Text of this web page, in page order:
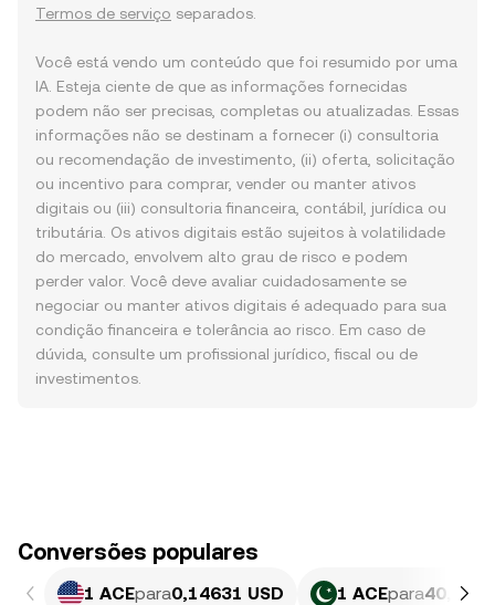
Termos de serviço separados.
Você está vendo um conteúdo que foi resumido por uma
IA. Esteja ciente de que as informações fornecidas
podem não ser precisas, completas ou atualizadas. Essas
informações não se destinam a fornecer (i) consultoria
ou recomendação de investimento, (ii) oferta, solicitação
ou incentivo para comprar, vender ou manter ativos
digitais ou (iii) consultoria financeira, contábil, jurídica ou
tributária. Os ativos digitais estão sujeitos à volatilidade
do mercado, envolvem alto grau de risco e podem
perder valor. Você deve avaliar cuidadosamente se
negociar ou manter ativos digitais é adequado para sua
condição financeira e tolerância ao risco. Em caso de
dúvida, consulte um profissional jurídico, fiscal ou de
investimentos.
Conversões populares
1 ACEpara0,14631 USD 1 ACEpara40,65